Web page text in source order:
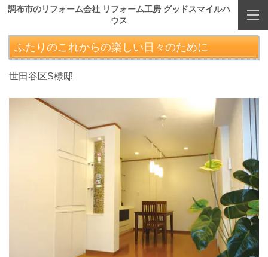
調布市のリフォーム会社 リフォーム工房 グッドスマイルハ
ウス
ふたりのこれからの楽しい日々のために
世田谷区S様邸